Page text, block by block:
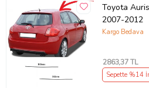
Toyota Auris
2007-2012
Kargo Bedava
2863,37 TL
Sepette %14